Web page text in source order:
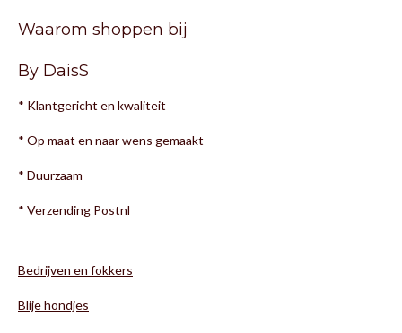
Waarom shoppen bij
By DaisS
* Klantgericht en kwaliteit
* Op maat en naar wens gemaakt
* Duurzaam
* Verzending Postnl
Bedrijven en fokkers
Blije hondjes